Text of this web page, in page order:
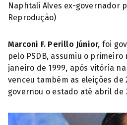
Naphtali Alves ex-governador
Reprodução)
Marconi F. Perillo Júnior, foi
pelo PSDB, assumiu o primeiro
janeiro de 1999, após vitória
venceu também as eleições de
governou o estado até abril de